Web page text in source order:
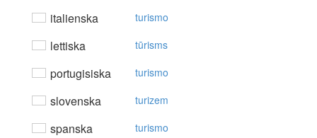
italienska turismo
lettiska tūrisms
portugisiska turismo
slovenska turizem
spanska turismo